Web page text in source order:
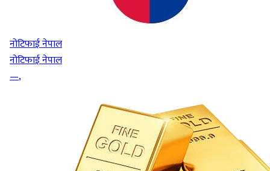
नोटिफाई नेपाल
नोटिफाई नेपाल
—,